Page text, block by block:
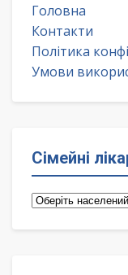
Головна
Контакти
Політика
Умови
Сімейні
Сімейні